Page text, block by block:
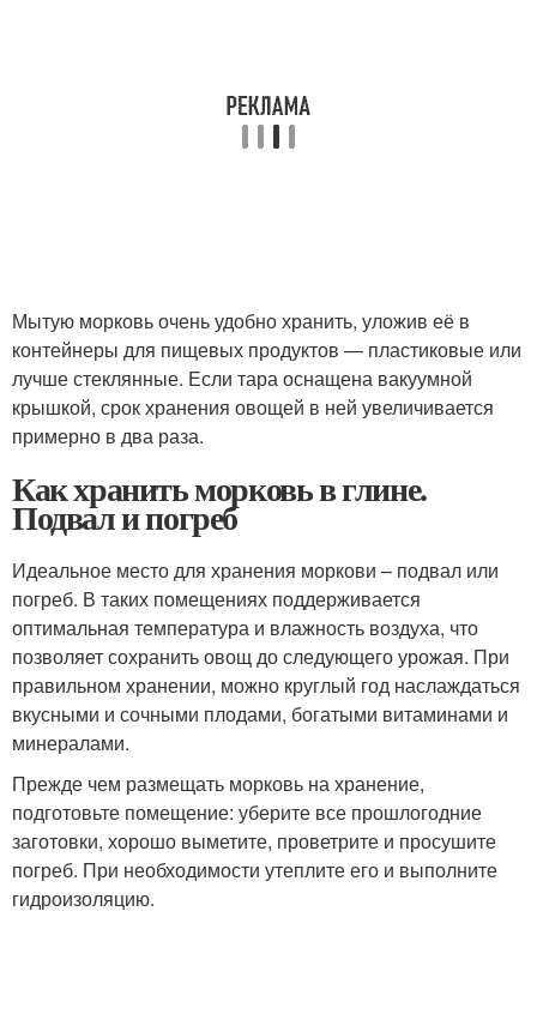
Мытую морковь очень удобно хранить, уложив её в
контейнеры для пищевых продуктов — пластиковые или
лучше стеклянные. Если тара оснащена вакуумной
крышкой, срок хранения овощей в ней увеличивается
примерно в два раза.
Как хранить морковь в глине.
Подвал и погреб
Идеальное место для хранения моркови – подвал или
погреб. В таких помещениях поддерживается
оптимальная температура и влажность воздуха, что
позволяет сохранить овощ до следующего урожая. При
правильном хранении, можно круглый год наслаждаться
вкусными и сочными плодами, богатыми витаминами и
минералами.
Прежде чем размещать морковь на хранение,
подготовьте помещение: уберите все прошлогодние
заготовки, хорошо выметите, проветрите и просушите
погреб. При необходимости утеплите его и выполните
гидроизоляцию.